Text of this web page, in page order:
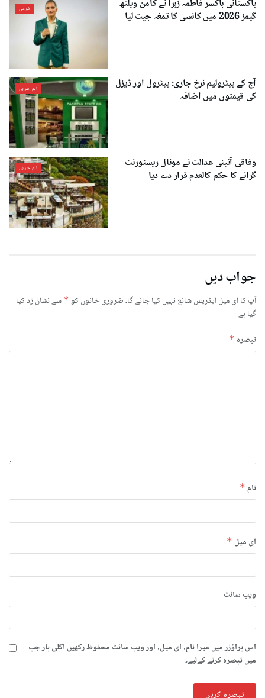
قومی
پاکستانی باکسر فاطمہ زہرا نے کامن ویلتھ
گیمز 2026 میں کانسی کا تمغہ جیت لیا
اہم خبریں
آج کے پیٹرولیم نرخ جاری: پیٹرول اور ڈیزل
کی قیمتوں میں اضافہ
اہم خبریں
وفاقی آئینی عدالت نے مونال ریسٹورنٹ
گرانے کا حکم کالعدم قرار دے دیا
جواب دیں
آپ کا ای میل ایڈریس شائع نہیں کیا جائے گا۔ضروری خانوں کو * سے نشان زد کیا
گیا ہے
تبصرہ *
نام *
ای میل *
ویب‌ سائٹ
اس براؤزر میں میرا نام، ای میل، اور ویب سائٹ محفوظ رکھیں اگلی بار جب
میں تبصرہ کرنے کےلیے۔